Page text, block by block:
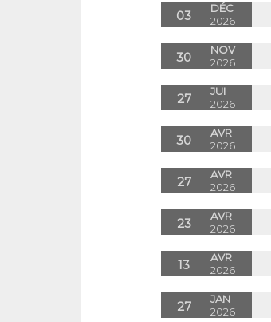
03
DÉC
2026
30
NOV
2026
27
JUI
2026
30
AVR
2026
27
AVR
2026
23
AVR
2026
13
AVR
2026
27
JAN
2026